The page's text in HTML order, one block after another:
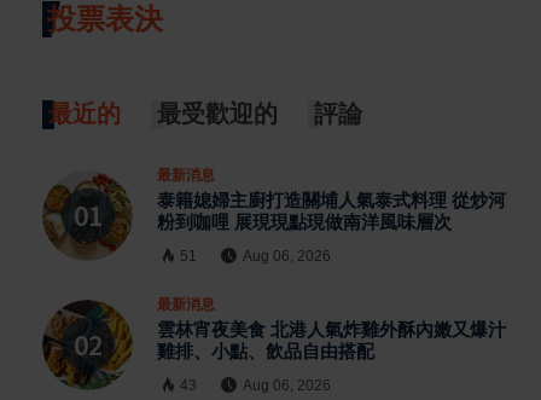
投票表決
最近的 最受歡迎的 評論
最新消息
泰籍媳婦主廚打造關埔人氣泰式料理 從炒河
粉到咖哩 展現現點現做南洋風味層次
51 Aug 06, 2026
最新消息
雲林宵夜美食 北港人氣炸雞外酥內嫩又爆汁
雞排、小點、飲品自由搭配
43 Aug 06, 2026